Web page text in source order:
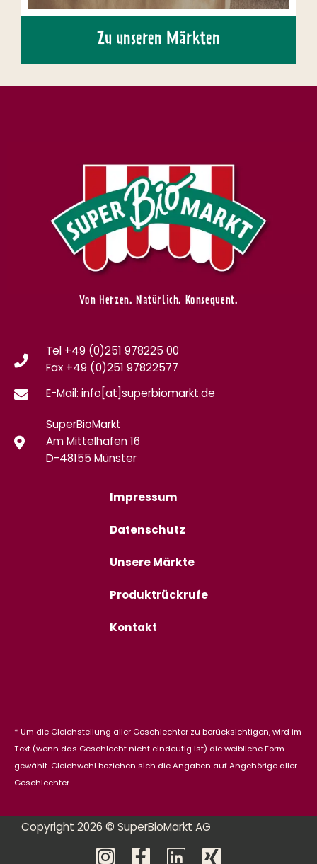
Zu unseren Märkten
Von Herzen. Natürlich. Konsequent.
Tel +49 (0)251 978225 00
Fax +49 (0)251 97822577
E-Mail: info[at]superbiomarkt.de
SuperBioMarkt
Am Mittelhafen 16
D-48155 Münster
Impressum
Datenschutz
Unsere Märkte
Produktrückrufe
Kontakt
* Um die Gleichstellung aller Geschlechter zu berücksichtigen, wird im
Text (wenn das Geschlecht nicht eindeutig ist) die weibliche Form
gewählt. Gleichwohl beziehen sich die Angaben auf Angehörige aller
Geschlechter.
Copyright 2026 © SuperBioMarkt AG